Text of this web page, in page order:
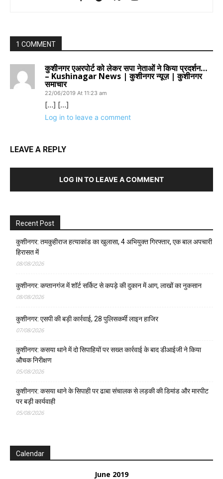
1 COMMENT
कुशीनगर एअरपोर्ट को लेकर सपा नेताओं ने किया प्रदर्शन…
– Kushinagar News | कुशीनगर न्यूज़ | कुशीनगर
समाचार
22/06/2019 At 11:23 am
[…] […]
Log in to leave a comment
LEAVE A REPLY
LOG IN TO LEAVE A COMMENT
Recent Post
कुशीनगर: तमकुहीराज हत्याकांड का खुलासा, 4 अभियुक्त गिरफ्तार, एक बाल अपचारी
हिरासत में
08/08/2026
कुशीनगर: कप्तानगंज में शॉर्ट सर्किट से कपड़े की दुकान में आग, लाखों का नुकसान
08/08/2026
कुशीनगर: एसपी की बड़ी कार्रवाई, 28 पुलिसकर्मी लाइन हाजिर
07/08/2026
कुशीनगर: कसया थाने में दो सिपाहियों पर सख्त कार्रवाई के बाद डीआईजी ने किया
औचक निरीक्षण
05/08/2026
कुशीनगर: कसया थाने के सिपाही पर ढाबा संचालक से लड़की की डिमांड और मारपीट
पर बड़ी कार्यवाही
05/08/2026
Calendar
June 2019